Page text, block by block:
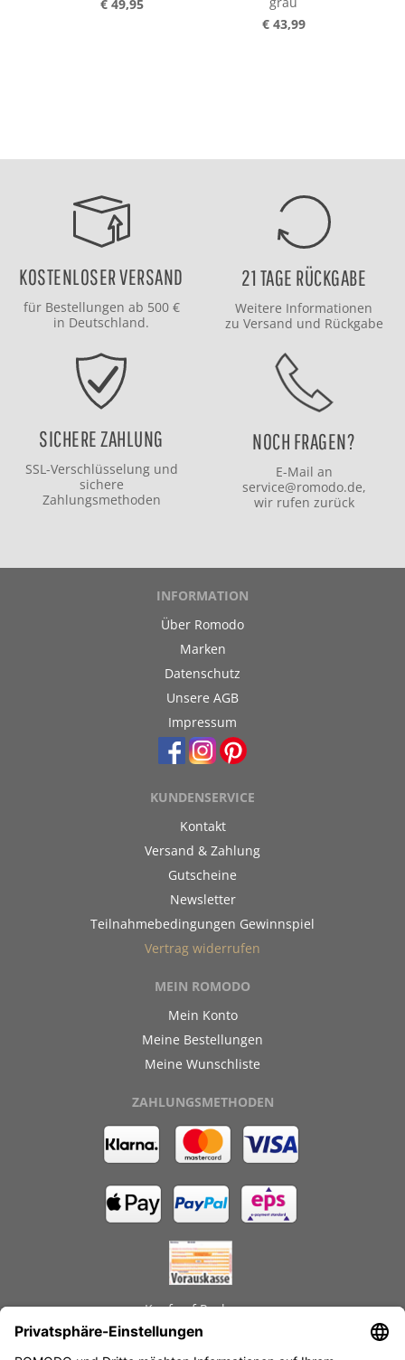
€ 49,95
€ 43,99
KOSTENLOSER VERSAND
für Bestellungen ab 500 €
in Deutschland.
21 TAGE RÜCKGABE
Weitere Informationen
zu Versand und Rückgabe
SICHERE ZAHLUNG
SSL-Verschlüsselung und
sichere
Zahlungsmethoden
NOCH FRAGEN?
E-Mail an
service@romodo.de,
wir rufen zurück
INFORMATION
Über Romodo
Marken
Datenschutz
Unsere AGB
Impressum
KUNDENSERVICE
Kontakt
Versand & Zahlung
Gutscheine
Newsletter
Teilnahmebedingungen Gewinnspiel
Vertrag widerrufen
MEIN ROMODO
Mein Konto
Meine Bestellungen
Meine Wunschliste
ZAHLUNGSMETHODEN
Kauf auf Rechnung